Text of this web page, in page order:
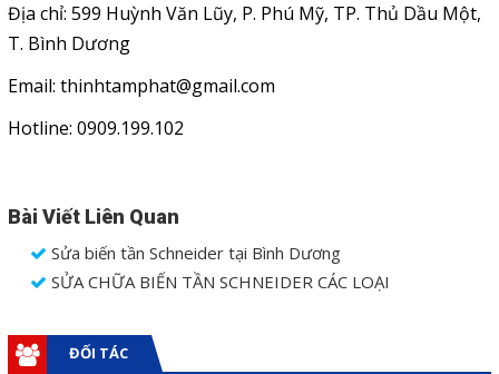
Địa chỉ: 599 Huỳnh Văn Lũy, P. Phú Mỹ, TP. Thủ Dầu Một,
T. Bình Dương
Email: thinhtamphat@gmail.com
Hotline: 0909.199.102
Bài Viết Liên Quan
Sửa biến tần Schneider tại Bình Dương
SỬA CHỮA BIẾN TẦN SCHNEIDER CÁC LOẠI
ĐỐI TÁC